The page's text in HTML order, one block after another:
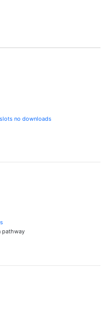
no downloads
pathway